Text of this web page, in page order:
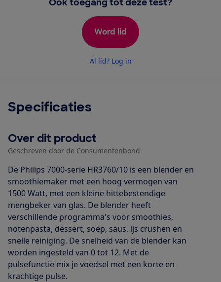
Word lid
Al lid? Log in
Specificaties
Over dit product
Geschreven door de Consumentenbond
De Philips 7000-serie HR3760/10 is een blender en
smoothiemaker met een hoog vermogen van
1500 Watt, met een kleine hittebestendige
mengbeker van glas. De blender heeft
verschillende programma's voor smoothies,
notenpasta, dessert, soep, saus, ijs crushen en
snelle reiniging. De snelheid van de blender kan
worden ingesteld van 0 tot 12. Met de
pulsefunctie mix je voedsel met een korte en
krachtige pulse.